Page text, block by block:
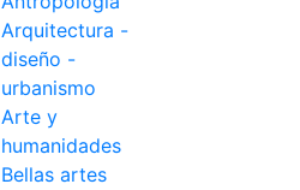
Arquitectura -
diseño -
urbanismo
Arte y
humanidades
Bellas artes